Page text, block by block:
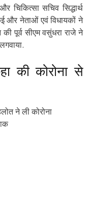
सचिव सिद्धार्थ
और नेताओं एवं विधायकों ने
पूर्व सीएम वसुंधरा राजे ने
की कोरोना से